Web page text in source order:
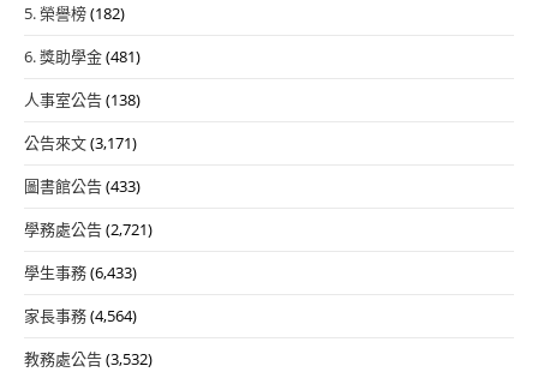
5. 榮譽榜(182)
6. 獎助學金(481)
人事室公告(138)
公告來文(3,171)
圖書館公告(433)
學務處公告(2,721)
學生事務(6,433)
家長事務(4,564)
教務處公告(3,532)